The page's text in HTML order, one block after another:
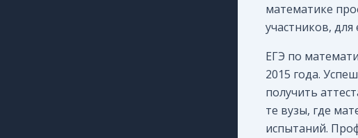
математике
участников,
ЕГЭ по
2015 года.
получить
те вузы, где
испытаний.